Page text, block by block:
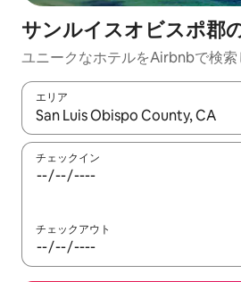
サンルイスオビスポ郡
ユニークなホ⁠テ⁠ル⁠をAirbnb⁠で検⁠索⁠
エリア
検索結果が表示されたら、上下の
チェックイン
チェックアウト